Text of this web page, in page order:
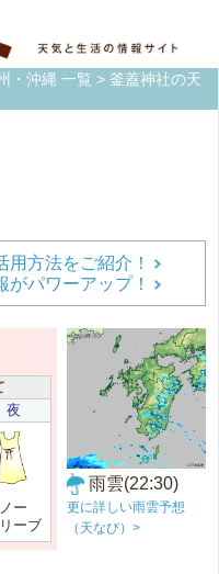
・沖縄 一覧 > 釜蓋神社の天
方法をご紹介！
パワーアップ！
夜
ノー
ーブ
雨雲(22:30)
更に詳しい雨雲予想
（天なび）>